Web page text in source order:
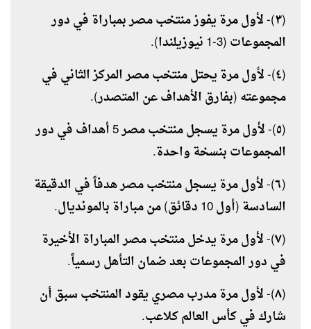
(٣)- لأول مرة يفوز منتخب مصر بمباراة في دور
المجموعات (3-1 نيوزيلندا).
(٤)- لأول مرة يحتل منتخب مصر المركز الثاني في
مجموعته (بفارق الأهداف عن المتصدر).
(٥)- لأول مرة يسجل منتخب مصر 5 أهداف في دور
المجموعات بنسخة واحدة.
(٦)- لأول مرة يسجل منتخب مصر هدفاً في الدقيقة
السادسة (أول 10 دقائق) من مباراة بالمونديال.
(٧)- لأول مرة يدخل منتخب مصر المباراة الأخيرة
في دور المجموعات بعد ضمان التأهل رسمياً.
(٨)- لأول مرة مدرب مصري يقود المنتخب سبق أن
شارك في كأس العالم كلاعب.